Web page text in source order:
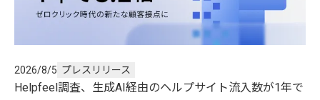
2026/8/5 プレスリリース
Helpfeel調査、生成AI経由のヘルプサイト流入数が1年で